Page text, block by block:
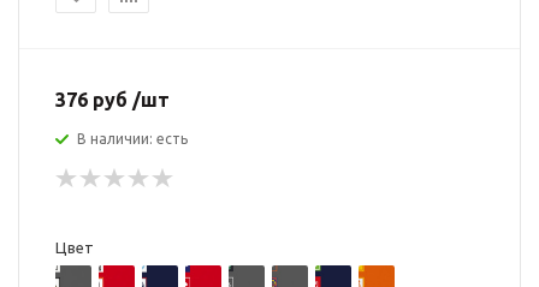
376 руб /шт
В наличии: есть
Цвет